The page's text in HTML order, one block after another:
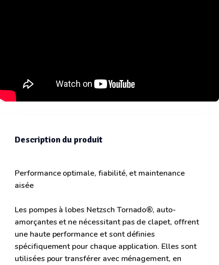
Description du produit
Performance optimale, fiabilité, et maintenance
aisée
Les pompes à lobes Netzsch Tornado®, auto-
amorçantes et ne nécessitant pas de clapet, offrent
une haute performance et sont définies
spécifiquement pour chaque application. Elles sont
utilisées pour transférer avec ménagement, en